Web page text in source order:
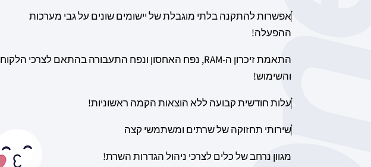
אפשרות להתקנה בלתי מוגבלת של יישומים שונים על גבי מערכות
ההפעלה!
התאמת זיכרון ה-RAM, נפח האחסון ונפח התעבורה בהתאם לצרכי הלקוח
והשימוש!
עלות חודשית קבועה ללא הוצאות הקמה ראשוניות!
שירותי תחזוקה של שרתים ומשתמשי קצה
מגוון נרחב של כלים לצרכי ניהול הגדרות השרת!